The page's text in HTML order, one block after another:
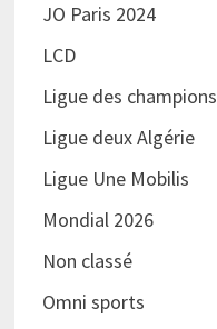
JO Paris 2024
LCD
Ligue des champions
Ligue deux Algérie
Ligue Une Mobilis
Mondial 2026
Non classé
Omni sports